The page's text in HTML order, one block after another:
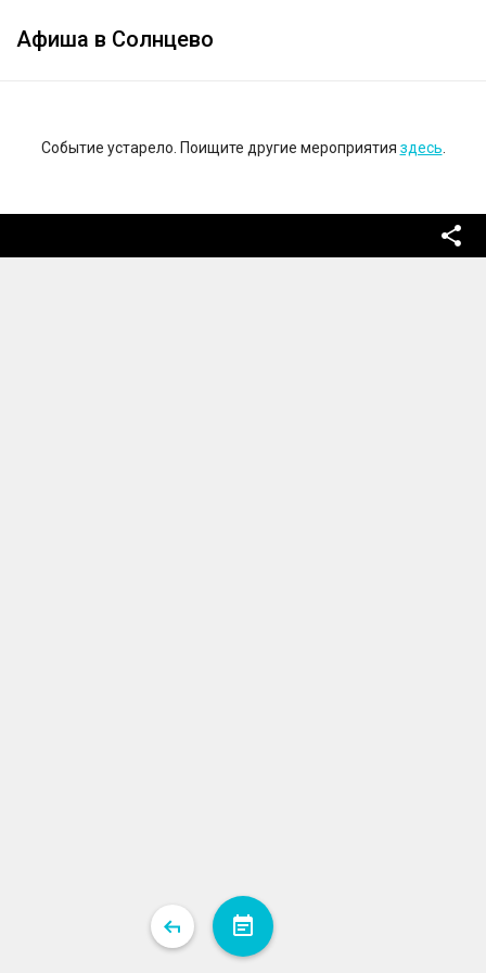
Афиша в Солнцево
Событие устарело. Поищите другие мероприятия здесь